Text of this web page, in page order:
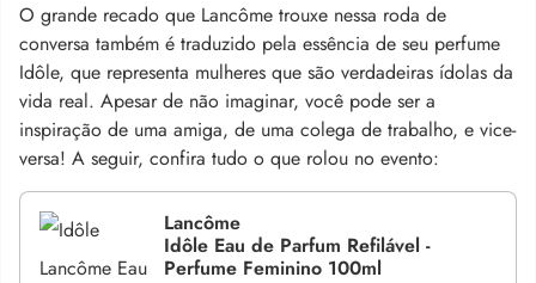
O grande recado que Lancôme trouxe nessa roda de
conversa também é traduzido pela essência de seu perfume
Idôle, que representa mulheres que são verdadeiras ídolas da
vida real. Apesar de não imaginar, você pode ser a
inspiração de uma amiga, de uma colega de trabalho, e vice-
versa! A seguir, confira tudo o que rolou no evento:
Lancôme
Idôle Eau de Parfum Refilável -
Perfume Feminino 100ml